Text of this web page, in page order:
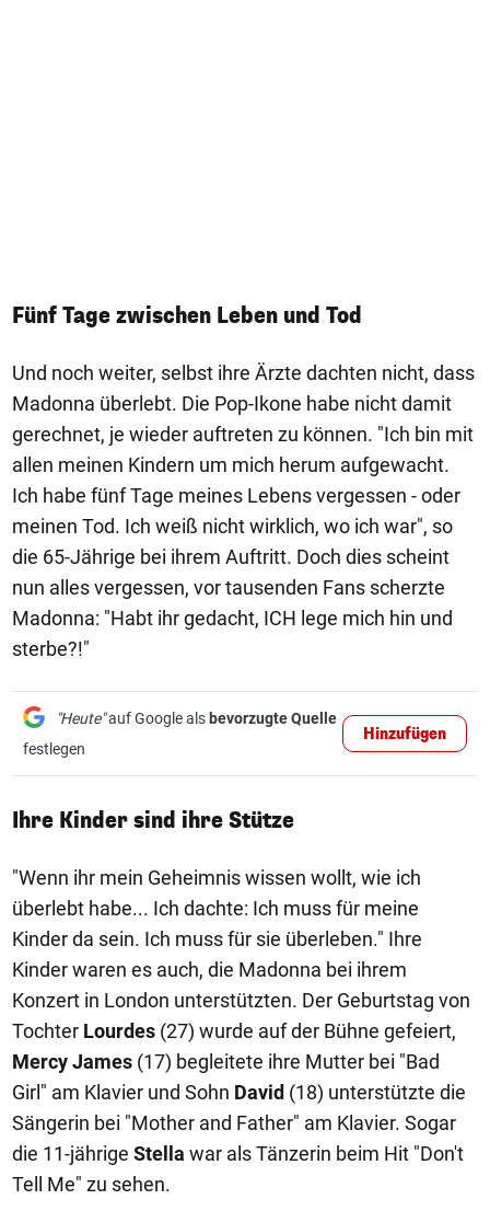
Fünf Tage zwischen Leben und Tod
Und noch weiter, selbst ihre Ärzte dachten nicht, dass
Madonna überlebt. Die Pop-Ikone habe nicht damit
gerechnet, je wieder auftreten zu können. "Ich bin mit
allen meinen Kindern um mich herum aufgewacht.
Ich habe fünf Tage meines Lebens vergessen - oder
meinen Tod. Ich weiß nicht wirklich, wo ich war", so
die 65-Jährige bei ihrem Auftritt. Doch dies scheint
nun alles vergessen, vor tausenden Fans scherzte
Madonna: "Habt ihr gedacht, ICH lege mich hin und
sterbe?!"
"Heute"auf Google als bevorzugte Quelle
festlegen
Hinzufügen
Ihre Kinder sind ihre Stütze
"Wenn ihr mein Geheimnis wissen wollt, wie ich
überlebt habe... Ich dachte: Ich muss für meine
Kinder da sein. Ich muss für sie überleben." Ihre
Kinder waren es auch, die Madonna bei ihrem
Konzert in London unterstützten. Der Geburtstag von
Tochter Lourdes (27) wurde auf der Bühne gefeiert,
Mercy James (17) begleitete ihre Mutter bei "Bad
Girl" am Klavier und Sohn David (18) unterstützte die
Sängerin bei "Mother and Father" am Klavier. Sogar
die 11-jährige Stella war als Tänzerin beim Hit "Don't
Tell Me" zu sehen.